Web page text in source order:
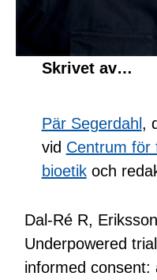
Skrivet av…
Pär Segerdahl ,
vid Centrum för
bioetikoch
Dal-Ré R,
Underpowered
informed consent: